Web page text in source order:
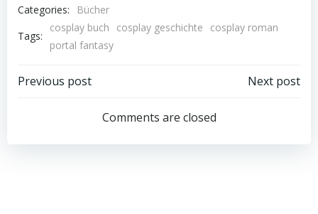
Categories:
Bücher
Tags:
cosplay buch cosplay geschichte
cosplay roman
portal fantasy
Post
navigation
Previous post
navigation
Next post
Comments are closed